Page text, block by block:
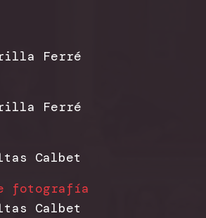
Ferré
Ferré
Calbet
fotografía
Calbet